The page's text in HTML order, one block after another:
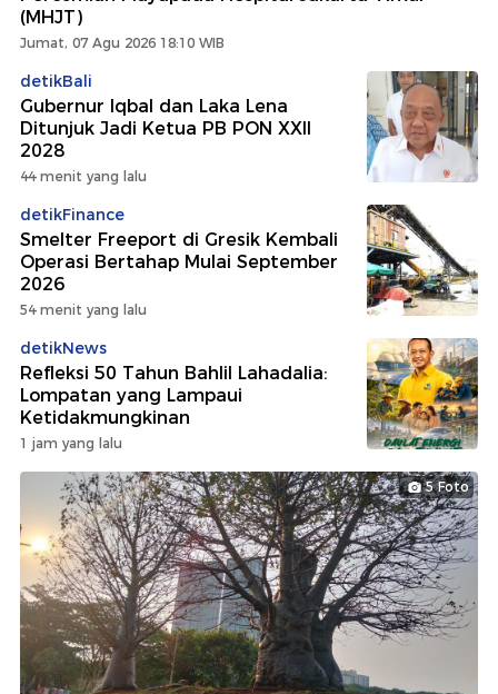
(MHJT)
Jumat, 07 Agu 2026 18:10 WIB
detikBali
Gubernur Iqbal dan Laka Lena
Ditunjuk Jadi Ketua PB PON XXII
2028
44 menit yang lalu
detikFinance
Smelter Freeport di Gresik Kembali
Operasi Bertahap Mulai September
2026
54 menit yang lalu
detikNews
Refleksi 50 Tahun Bahlil Lahadalia:
Lompatan yang Lampaui
Ketidakmungkinan
1 jam yang lalu
5 Foto